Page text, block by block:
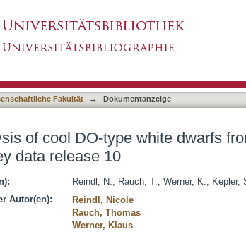
Fakultät → Dokumentanzeige
of cool DO-type white dwarfs
data release 10
Reindl, N.; Rauch, T.; Werner, K.; Kepler,
Autor(en):
Reindl, Nicole
Rauch, Thomas
Werner, Klaus